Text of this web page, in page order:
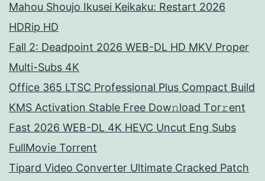
Mahou Shoujo Ikusei Keikaku: Restart 2026
HDRip HD
Fall 2: Deadpoint 2026 WEB-DL HD MKV Proper
Multi-Subs 4K
Office 365 LTSC Professional Plus Compact Build
KMS Activation Stable Frее Dow𝚗load Tоr𝚛ent
Fast 2026 WEB-DL 4K HEVC Uncut Eng Subs
FullMov𝗂e Torrent
Tipard Video Converter Ultimate Cracked Patch